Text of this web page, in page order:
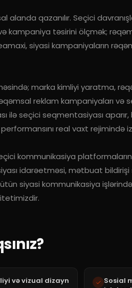
alanda qazanılır. Seçici
kampaniya təsirini ölçmək;
siyasi kampaniyaların
marka kimliyi yaratma,
reklam kampaniyaları və
ilə seçici seqmentasiyası
real vaxt rejimində
kommunikasiya
idarəetməsi, mətbuat
siyasi kommunikasiya
və vizual dizayn
Sosial